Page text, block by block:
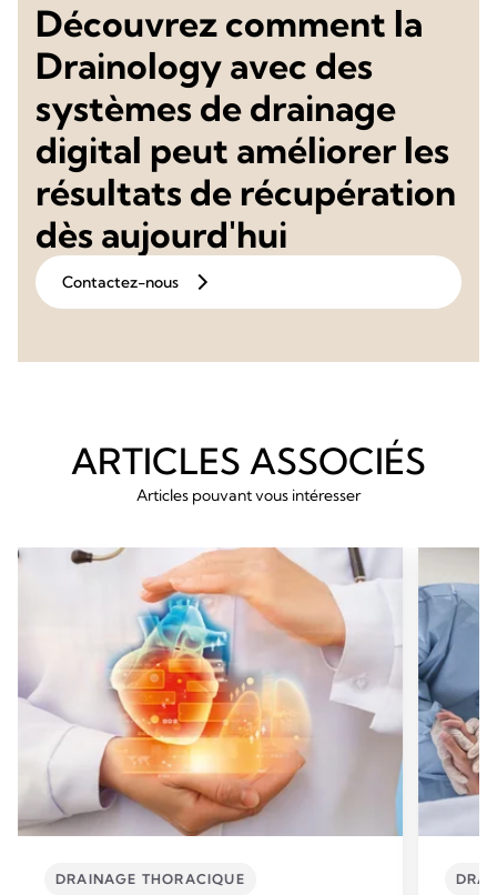
Découvrez comment la
Drainology avec des
systèmes de drainage
digital peut améliorer les
résultats de récupération
dès aujourd'hui
Contactez-nous
ARTICLES ASSOCIÉS
Articles pouvant vous intéresser
DRAINAGE THORACIQUE